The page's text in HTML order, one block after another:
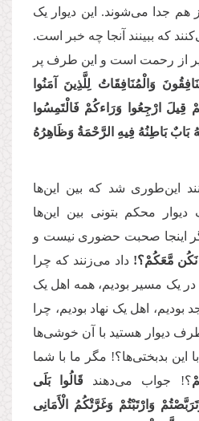
هم جدا می‌شوند. این دیوار یک
که ببینند آنجا چه خبر است.
پر از رحمت است و این طرف پر
وَالْمُنَافِقَاتُ لِلَّذِینَ آمَنُوا
قِیلَ ارْجِعُوا وَرَاءكُمْ فَالْتَمِسُوا
بَابٌ بَاطِنُهُ فِیهِ الرَّحْمَةُ وَظَاهِرُهُ
این‌طوری شد که بین این‌ها
محکم بتونی بین این‌ها
اینجا صحبت حضوری نیست و
نَكُن مَّعَكُمْ؟!داد می‌زنند که چرا
یک مسیر بودیم، همه اهل یک
اهل یک نهاد بودیم، چرا
دیوار هستید با آن خوشی‌ها
این بدبختی‌ها؟! مگر ما با شما
؟! جواب می‌دهند قَالُوا بَلَى
وَارْتَبْتُمْ وَغَرَّتْكُمُ الْأَمَانِی